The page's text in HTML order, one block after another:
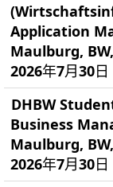
Application
Maulburg,
2026年7月30日
DHBW
Business
Maulburg,
2026年7月30日